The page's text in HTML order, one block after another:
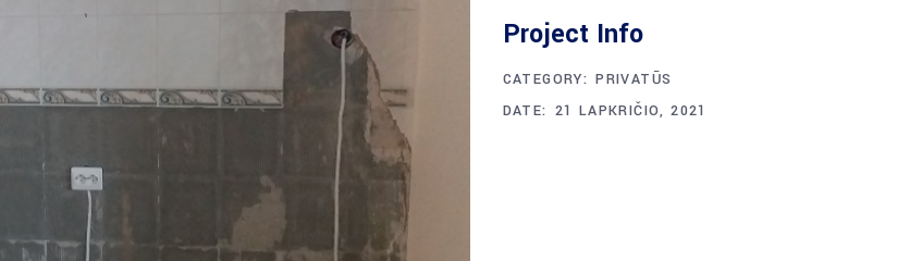
Project Info
CATEGORY: PRIVATŪS
DATE: 21 LAPKRIČIO, 2021